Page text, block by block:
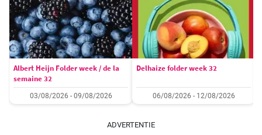
Albert Heijn Folder week / de la
semaine 32
03/08/2026 - 09/08/2026
Delhaize folder week 32
06/08/2026 - 12/08/2026
ADVERTENTIE